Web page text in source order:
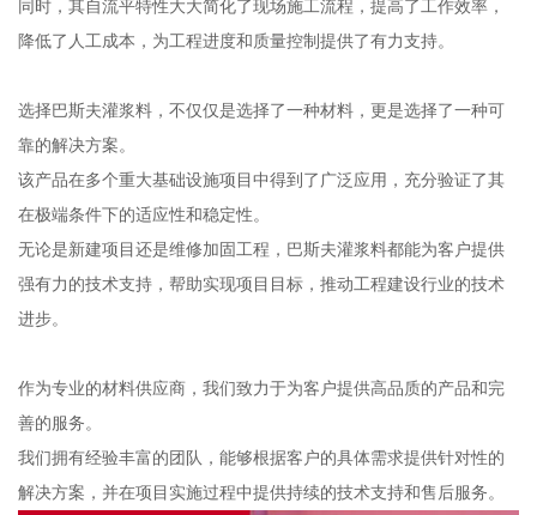
同时，其自流平特性大大简化了现场施工流程，提高了工作效率，
降低了人工成本，为工程进度和质量控制提供了有力支持。
选择巴斯夫灌浆料，不仅仅是选择了一种材料，更是选择了一种可
靠的解决方案。
该产品在多个重大基础设施项目中得到了广泛应用，充分验证了其
在极端条件下的适应性和稳定性。
无论是新建项目还是维修加固工程，巴斯夫灌浆料都能为客户提供
强有力的技术支持，帮助实现项目目标，推动工程建设行业的技术
进步。
作为专业的材料供应商，我们致力于为客户提供高品质的产品和完
善的服务。
我们拥有经验丰富的团队，能够根据客户的具体需求提供针对性的
解决方案，并在项目实施过程中提供持续的技术支持和售后服务。